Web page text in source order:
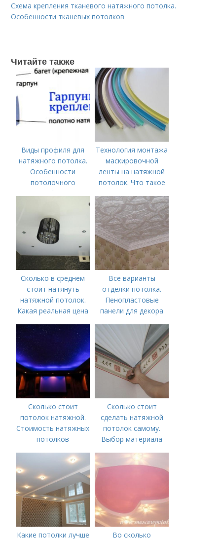
Схема крепления тканевого натяжного потолка.
Особенности тканевых потолков
Читайте также
Виды профиля для
натяжного потолка.
Особенности
потолочного
профиля
Технология монтажа
маскировочной
ленты на натяжной
потолок. Что такое
для натяжного
потолка?
Сколько в среднем
стоит натянуть
натяжной потолок.
Какая реальная цена
натяжных потолков в
Москве в 2019-2020
Все варианты
отделки потолка.
Пенопластовые
панели для декора
Сколько стоит
потолок натяжной.
Стоимость натяжных
потолков
Сколько стоит
сделать натяжной
потолок самому.
Выбор материала
Какие потолки лучше Во сколько